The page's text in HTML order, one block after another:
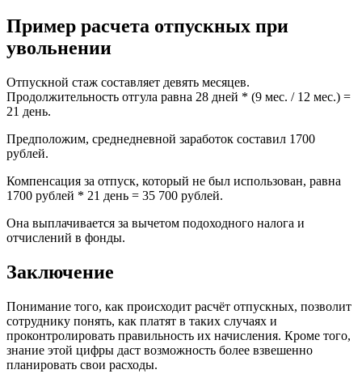
Пример расчета отпускных при
увольнении
Отпускной стаж составляет девять месяцев.
Продолжительность отгула равна 28 дней * (9 мес. / 12 мес.) =
21 день.
Предположим, среднедневной заработок составил 1700
рублей.
Компенсация за отпуск, который не был использован, равна
1700 рублей * 21 день = 35 700 рублей.
Она выплачивается за вычетом подоходного налога и
отчислений в фонды.
Заключение
Понимание того, как происходит расчёт отпускных, позволит
сотруднику понять, как платят в таких случаях и
проконтролировать правильность их начисления. Кроме того,
знание этой цифры даст возможность более взвешенно
планировать свои расходы.